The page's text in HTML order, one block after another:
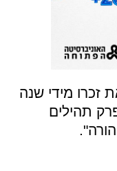
זכרו מידי שנה
תהילים
.